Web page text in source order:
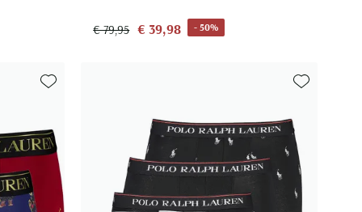
€ 79,95 € 39,98 - 50%